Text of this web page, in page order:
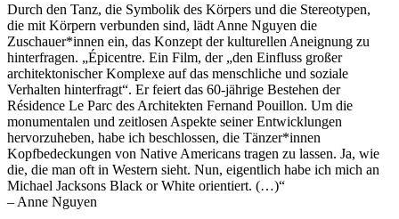
Durch den Tanz, die Symbolik des Körpers und die Stereotypen,
die mit Körpern verbunden sind, lädt Anne Nguyen die
Zuschauer*innen ein, das Konzept der kulturellen Aneignung zu
hinterfragen. „Épicentre. Ein Film, der „den Einfluss großer
architektonischer Komplexe auf das menschliche und soziale
Verhalten hinterfragt“. Er feiert das 60-jährige Bestehen der
Résidence Le Parc des Architekten Fernand Pouillon. Um die
monumentalen und zeitlosen Aspekte seiner Entwicklungen
hervorzuheben, habe ich beschlossen, die Tänzer*innen
Kopfbedeckungen von Native Americans tragen zu lassen. Ja, wie
die, die man oft in Western sieht. Nun, eigentlich habe ich mich an
Michael Jacksons Black or White orientiert. (…)“
– Anne Nguyen